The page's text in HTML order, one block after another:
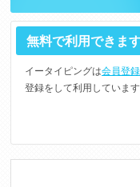
無料で利用できま
イータイピングは会員登録
登録をして利用しています